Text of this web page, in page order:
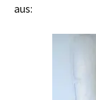
aus: